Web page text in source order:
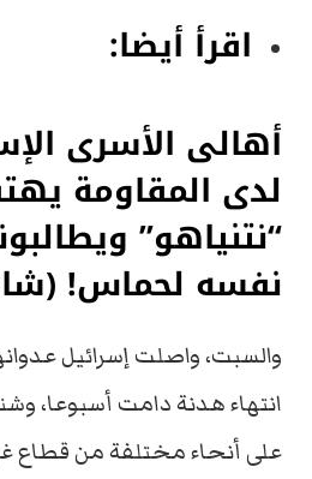
اقرأ أيضا:
أهالى الأسرى
لدى المقاومة
“نتنياهو”
نفسه لحماس!
والسبت، واصلت إسرائيل
انتهاء هدنة دامت أسبوعا،
على أنحاء مختلفة من قطاع